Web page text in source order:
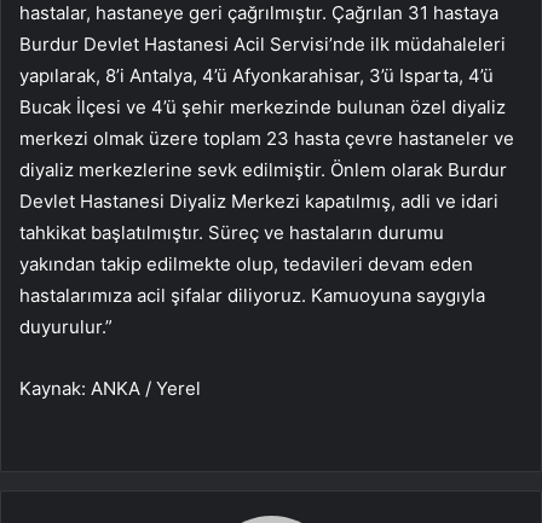
hastalar, hastaneye geri çağrılmıştır. Çağrılan 31 hastaya
Burdur Devlet Hastanesi Acil Servisi’nde ilk müdahaleleri
yapılarak, 8’i Antalya, 4’ü Afyonkarahisar, 3’ü Isparta, 4’ü
Bucak İlçesi ve 4’ü şehir merkezinde bulunan özel diyaliz
merkezi olmak üzere toplam 23 hasta çevre hastaneler ve
diyaliz merkezlerine sevk edilmiştir. Önlem olarak Burdur
Devlet Hastanesi Diyaliz Merkezi kapatılmış, adli ve idari
tahkikat başlatılmıştır. Süreç ve hastaların durumu
yakından takip edilmekte olup, tedavileri devam eden
hastalarımıza acil şifalar diliyoruz. Kamuoyuna saygıyla
duyurulur.”
Kaynak: ANKA / Yerel